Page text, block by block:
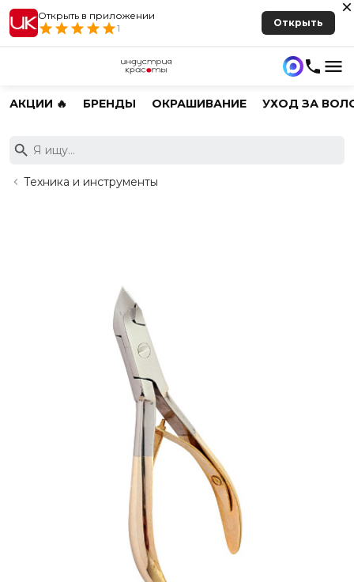
Открыть в приложении
1
Открыть
АКЦИИ 🔥 БРЕНДЫ ОКРАШИВАНИЕ УХОД ЗА
Техника и инструменты